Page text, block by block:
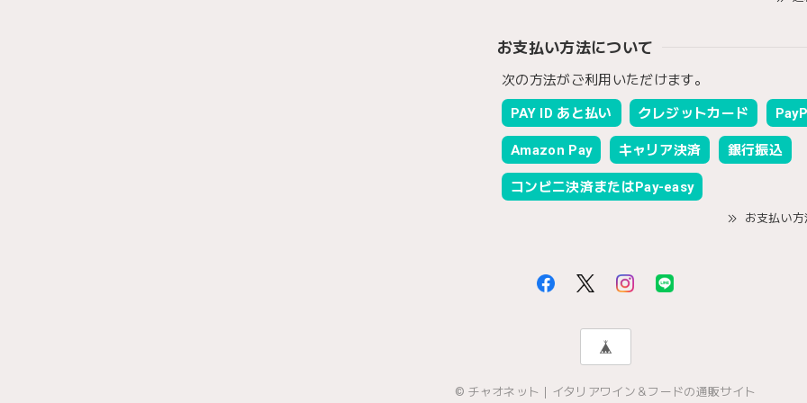
お支払い方法について
次の方法がご利用いただけます。
PAY ID あと払い クレジットカード
Amazon Pay キャリア決済 銀行振込
コンビニ決済またはPay-easy
お支払い
© チャオネット｜イタリアワイン＆フードの通販サイト